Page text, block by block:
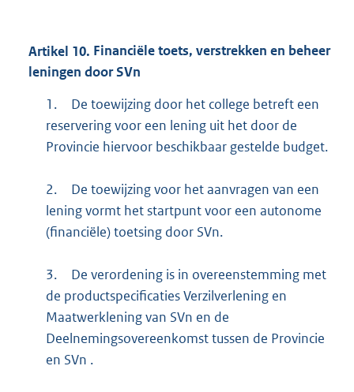
Artikel 10. Financiële toets, verstrekken en beheer
leningen door SVn
1.
De toewijzing door het college betreft een
reservering voor een lening uit het door de
Provincie hiervoor beschikbaar gestelde budget.
2.
De toewijzing voor het aanvragen van een
lening vormt het startpunt voor een autonome
(financiële) toetsing door SVn.
3.
De verordening is in overeenstemming met
de productspecificaties Verzilverlening en
Maatwerklening van SVn en de
Deelnemingsovereenkomst tussen de Provincie
en SVn .